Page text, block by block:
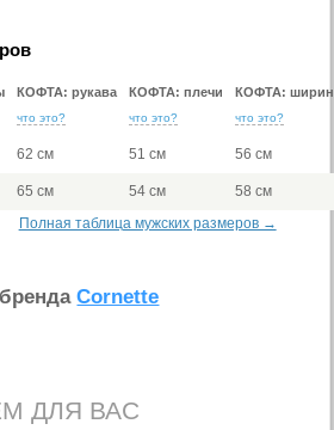
КОФТА: рукава
что это?
КОФТА: плечи
что это?
КОФТА:
что это?
62 см 51 см 56 см
65 см 54 см
58 см
Полная таблица мужских размеров →
Cornette
ДЛЯ ВАС